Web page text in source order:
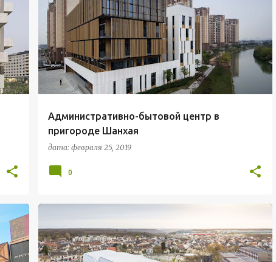
Административно-бытовой центр в
пригороде Шанхая
дата: февраля 25, 2019
АДМИНИСТРАТИВНЫЕ ЗДАНИЯ
ТОРГОВО-БЫТОВЫЕ ЗДАНИЯ
0